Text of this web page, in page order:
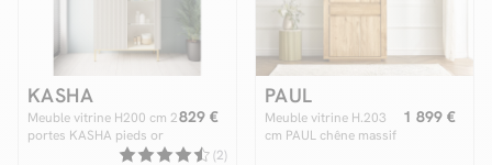
KASHA
Meuble vitrine H200 cm 2
portes KASHA pieds or
829 €
(2)
PAUL
Meuble vitrine H.203
cm PAUL chêne massif
1 899 €